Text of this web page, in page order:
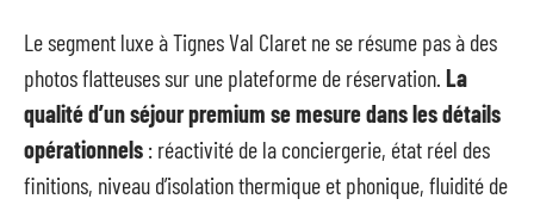
Le segment luxe à Tignes Val Claret ne se résume pas à des
photos flatteuses sur une plateforme de réservation. La
qualité d’un séjour premium se mesure dans les détails
opérationnels : réactivité de la conciergerie, état réel des
finitions, niveau d’isolation thermique et phonique, fluidité de